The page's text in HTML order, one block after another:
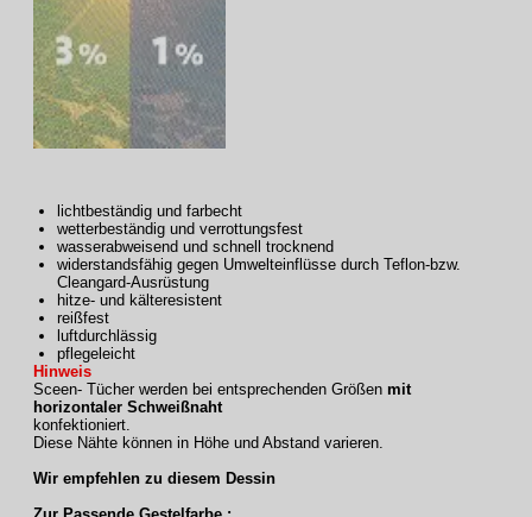
lichtbeständig und farbecht
wetterbeständig und verrottungsfest
wasserabweisend und schnell trocknend
widerstandsfähig gegen Umwelteinflüsse durch Teflon-bzw.
Cleangard-Ausrüstung
hitze- und kälteresistent
reißfest
luftdurchlässig
pflegeleicht
Hinweis
Sceen- Tücher werden bei entsprechenden Größen mit
horizontaler Schweißnaht
konfektioniert.
Diese Nähte können in Höhe und Abstand varieren.
Wir empfehlen zu diesem Dessin